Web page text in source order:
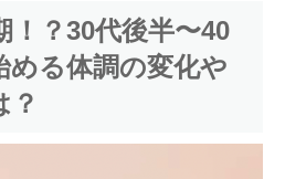
！？30代後半〜40
める体調の変化や